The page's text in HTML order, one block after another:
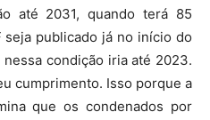
até 2031, quando terá 85
seja publicado já no início do
condição iria até 2023.
cumprimento. Isso porque a
que os condenados por